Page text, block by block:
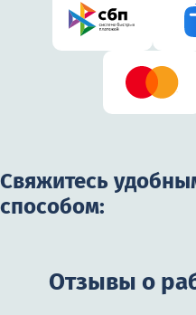
Свяжитесь
способом:
Отзывы о